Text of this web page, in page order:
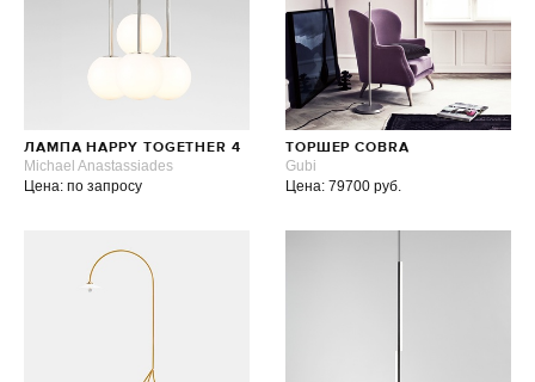
ЛАМПА HAPPY TOGETHER 4
Michael Anastassiades
Цена: по запросу
ТОРШЕР COBRA
Gubi
Цена: 79700 руб.